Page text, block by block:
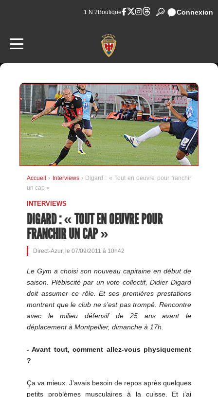
1 N 2 Boutique Connexion
Accueil › Interviews › Digard : « Tout en oeuvre pour franchir
un cap »
INTERVIEWS
DIGARD : « TOUT EN OEUVRE POUR
FRANCHIR UN CAP »
Direct-Azur, le 07/09/2011 à 10h42
Le Gym a choisi son nouveau capitaine en début de
saison. Plébiscité par un vote collectif, Didier Digard
doit assumer ce rôle. Et ses premières prestations
montrent que le club ne s’est pas trompé. Rencontre
avec le milieu défensif de 25 ans avant le
déplacement à Montpellier, dimanche à 17h.
- Avant tout, comment allez-vous physiquement
?
Ça va mieux. J’avais besoin de repos après quelques
petits problèmes musculaires à la cuisse. Et j’ai